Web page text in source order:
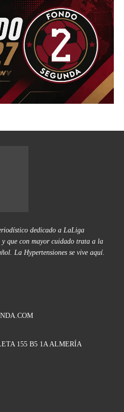
dedicado a LaLiga
que con mayor cuidado trata a la
La Hypertensiones se vive aquí.
155 B5 1A ALMERÍA